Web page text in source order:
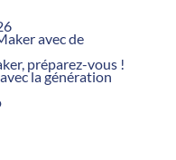
avec de
préparez-vous !
la génération